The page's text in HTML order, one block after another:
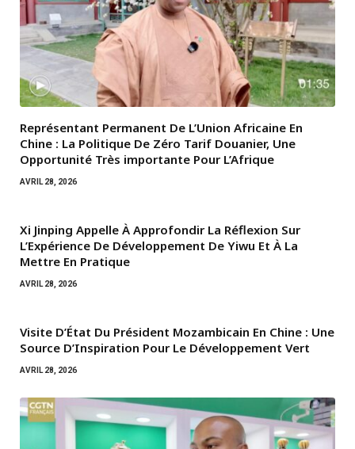
Représentant Permanent De L’Union Africaine En
Chine : La Politique De Zéro Tarif Douanier, Une
Opportunité Très importante Pour L’Afrique
AVRIL 28, 2026
Xi Jinping Appelle À Approfondir La Réflexion Sur
L’Expérience De Développement De Yiwu Et À La
Mettre En Pratique
AVRIL 28, 2026
Visite D’État Du Président Mozambicain En Chine : Une
Source D’Inspiration Pour Le Développement Vert
AVRIL 28, 2026